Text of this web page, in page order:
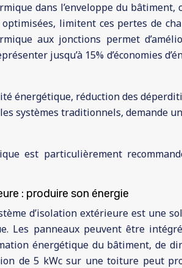
dans l’enveloppe du
limitent ces pertes de
aux jonctions permet
jusqu’à 15% d’économies
énergétique, réduction des
systèmes traditionnels, demande
est particulièrement
: produire son énergie
d’isolation extérieure est une
Les panneaux peuvent être
énergétique du bâtiment, de
de 5 kWc sur une toiture peut